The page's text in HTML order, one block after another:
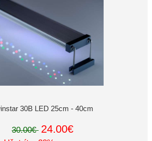
30B LED 25cm - 40cm
30.00€ 24.00€